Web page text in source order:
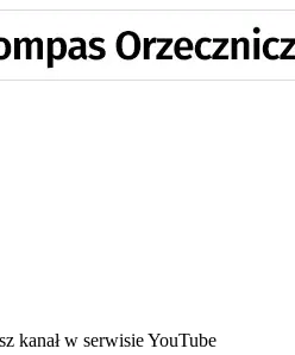
karcie
w nowej karcie
kanał w serwisie YouTube